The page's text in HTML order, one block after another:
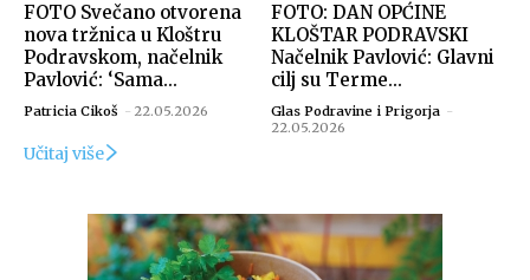
FOTO Svečano otvorena
nova tržnica u Kloštru
Podravskom, načelnik
Pavlović: ‘Sama...
Patricia Cikoš - 22.05.2026
FOTO: DAN OPĆINE
KLOŠTAR PODRAVSKI
Načelnik Pavlović: Glavni
cilj su Terme...
Glas Podravine i Prigorja -
22.05.2026
Učitaj više